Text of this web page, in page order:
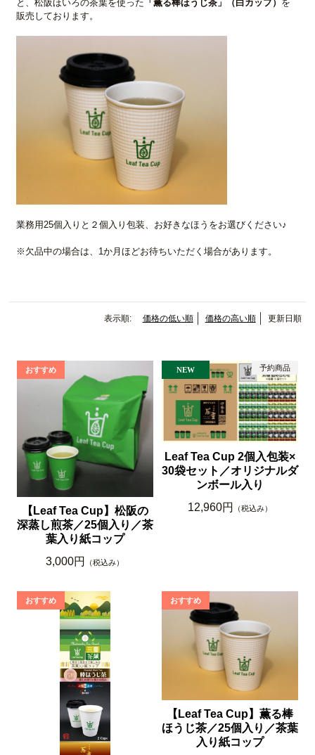
と、松阪ほいろの茶葉を使った 「薫る棒ほうじ茶」（白カップ） を
販売しております。
業務用25個入りと２個入り包装、お好きなほうをお選びください♪
※欠品中の場合は、1か月ほどお待ちいただく場合があります。
表示順: 価格の低い順 価格の高い順 更新日順
【Leaf Tea Cup】松阪の
深蒸し煎茶／25個入り／茶
葉入り紙コップ
3,000円
（税込み）
Leaf Tea Cup 2個入包装×
30袋セット／オリジナルダ
ンボール入り
12,960円
（税込み）
【Leaf Tea Cup】薫る棒
ほうじ茶／25個入り／茶葉
入り紙コップ